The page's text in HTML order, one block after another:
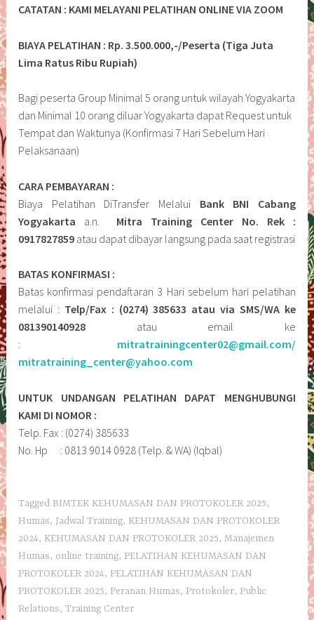
CATATAN : KAMI MELAYANI PELATIHAN ONLINE VIA ZOOM
BIAYA PELATIHAN : Rp. 3.500.000,-/Peserta (Tiga Juta
Lima Ratus Ribu Rupiah)
Bagi peserta Group Minimal 5 orang untuk wilayah Yogyakarta
dan Minimal 10 orang diluar Yogyakarta dapat Request untuk
Tempat dan Waktunya (Konfirmasi 7 Hari Sebelum Hari
Pelaksanaan)
CARA PEMBAYARAN :
Biaya Pelatihan DiTransfer Melalui Bank BNI Cabang
Yogyakarta a.n. Mitra Training Center No. Rek :
0917827859 atau dapat dibayar langsung pada saat registrasi
BATAS KONFIRMASI :
Batas konfirmasi pendaftaran 3 Hari sebelum hari pelatihan
melalui : Telp/Fax : (0274) 385633 atau via SMS/WA ke
081390140928 atau email ke
:
mitratrainingcenter02@gmail.com/
mitratraining_center@yahoo.com
UNTUK UNDANGAN PELATIHAN DAPAT MENGHUBUNGI
KAMI DI NOMOR :
Telp. Fax : (0274) 385633
No. Hp : 0813 9014 0928 (Telp. & WA) (Iqbal)
Tagged BIMTEK KEHUMASAN DAN PROTOKOLER 2025,
Humas, Jadwal Training, KEHUMASAN DAN PROTOKOLER
2024, KEHUMASAN DAN PROTOKOLER 2025,Manajemen
Humas, online training, PELATIHAN KEHUMASAN DAN
PROTOKOLER 2024, PELATIHAN KEHUMASAN DAN
PROTOKOLER 2025, Peranan Humas, Protokoler, Public
Relations,Training Center